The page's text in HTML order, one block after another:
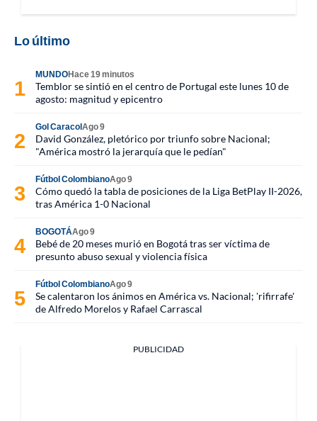
Lo último
MUNDOHace 19 minutos
Temblor se sintió en el centro de Portugal este lunes 10 de
agosto: magnitud y epicentro
Gol CaracolAgo 9
David González, pletórico por triunfo sobre Nacional;
"América mostró la jerarquía que le pedían"
Fútbol ColombianoAgo 9
Cómo quedó la tabla de posiciones de la Liga BetPlay II-2026,
tras América 1-0 Nacional
BOGOTÁAgo 9
Bebé de 20 meses murió en Bogotá tras ser víctima de
presunto abuso sexual y violencia física
Fútbol ColombianoAgo 9
Se calentaron los ánimos en América vs. Nacional; 'rifirrafe'
de Alfredo Morelos y Rafael Carrascal
PUBLICIDAD